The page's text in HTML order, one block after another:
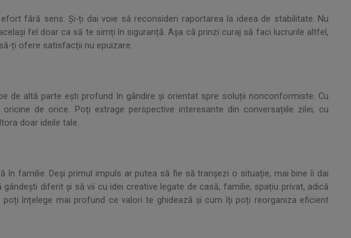
fără sens. Și-ți dai voie să reconsideri raportarea la ideea de stabilitate. Nu
fel doar ca să te simți în siguranță. Așa că prinzi curaj să faci lucrurile altfel,
ți ofere satisfacții nu epuizare.
de altă parte ești profund în gândire și orientat spre soluții nonconformiste. Cu
de orice. Poți extrage perspective interesante din conversațiile zilei, cu
doar ideile tale.
în familie. Deși primul impuls ar putea să fie să tranșezi o situație, mai bine îi dai
diferit și să vii cu idei creative legate de casă, familie, spațiu privat, adică
înțelege mai profund ce valori te ghidează și cum îți poți reorganiza eficient